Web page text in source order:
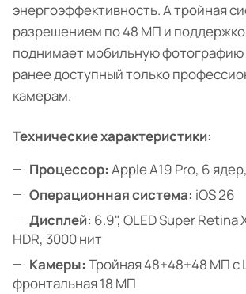
энергоэффективность. А тройная
разрешением по 48 МП и
поднимает мобильную фотографию
ранее доступный только
камерам.
Технические характеристики:
Процессор: Apple A19 Pro, 6
Операционная система: iOS 26
Дисплей: 6.9", OLED Super Retina
HDR, 3000 нит
Камеры: Тройная 48+48+48 МП с
фронтальная 18 МП